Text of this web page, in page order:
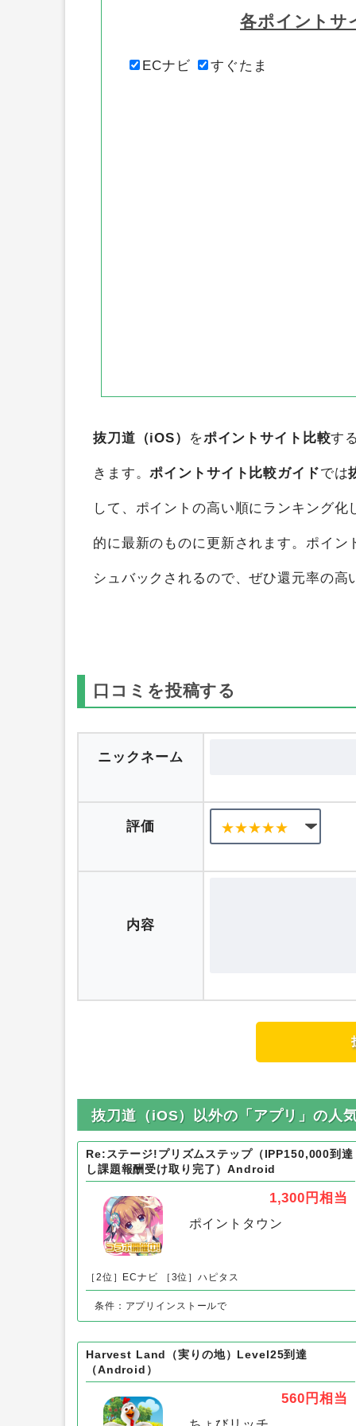
各ポイントサ
ECナビ すぐたま
抜刀道（iOS） をポイントサイト比較す
きます。ポイントサイト比較ガイドでは
して、ポイントの高い順にランキング
的に最新のものに更新されます。ポイ
シュバックされるので、ぜひ還元率の高
口コミを投稿する
ニックネーム
評価
内容
抜刀道（iOS）以外の「アプリ」の人
Re:ステージ!プリズムステップ（IPP150,000到達
し課題報酬受け取り完了）Android
1,300円 相当
ポイントタウン
［2位］ECナビ ［3位］ハピタス
条件：アプリインストールで
Harvest Land（実りの地）Level25到達
（Android）
560円 相当